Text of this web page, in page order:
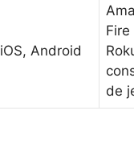
iOS, Android
Fire
de